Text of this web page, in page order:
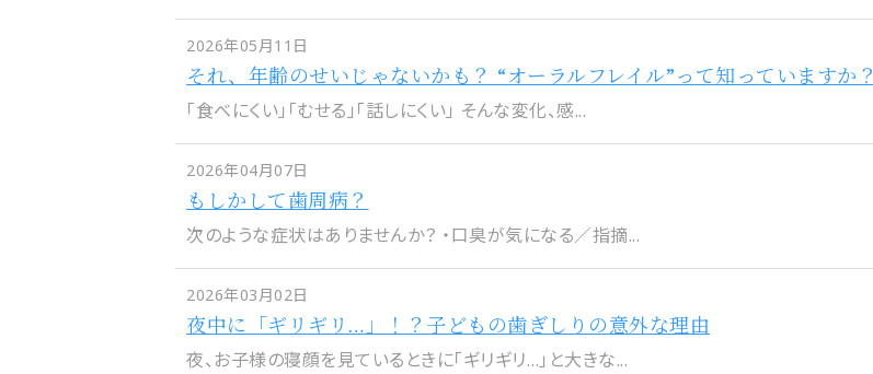
2026年05月11日
それ、年齢のせいじゃないかも？ “オーラルフレイル”って知っていますか？
「食べにくい」「むせる」「話しにくい」 そんな変化、感...
2026年04月07日
もしかして歯周病？
次のような症状はありませんか？ ・口臭が気になる／指摘...
2026年03月02日
夜中に「ギリギリ…」！？子どもの歯ぎしりの意外な理由
夜、お子様の寝顔を見ているときに「ギリギリ…」と大きな...